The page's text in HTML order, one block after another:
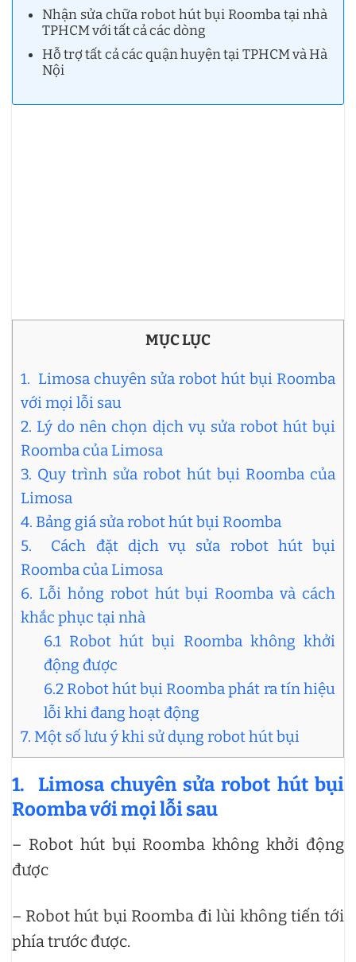
Nhận sửa chữa robot hút bụi Roomba tại nhà
TPHCM với tất cả các dòng
Hỗ trợ tất cả các quận huyện tại TPHCM và Hà
Nội
MỤC LỤC
1. Limosa chuyên sửa robot hút bụi Roomba
với mọi lỗi sau
2. Lý do nên chọn dịch vụ sửa robot hút bụi
Roomba của Limosa
3. Quy trình sửa robot hút bụi Roomba của
Limosa
4. Bảng giá sửa robot hút bụi Roomba
5. Cách đặt dịch vụ sửa robot hút bụi
Roomba của Limosa
6. Lỗi hỏng robot hút bụi Roomba và cách
khắc phục tại nhà
6.1 Robot hút bụi Roomba không khởi
động được
6.2 Robot hút bụi Roomba phát ra tín hiệu
lỗi khi đang hoạt động
7. Một số lưu ý khi sử dụng robot hút bụi
1. Limosa chuyên sửa robot hút bụi
Roomba với mọi lỗi sau
– Robot hút bụi Roomba không khởi động
được
– Robot hút bụi Roomba đi lùi không tiến tới
phía trước được.